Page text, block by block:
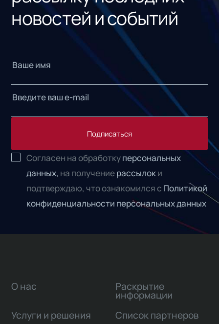
новостей и событий
Подписаться
Согласен на обработкуперсональных
данных, на получениерассылоки
подтверждаю, что ознакомился с Политикой
конфиденциальности персональных данных
О нас
Услуги и решения
Раскрытие
информации
Список партнеров